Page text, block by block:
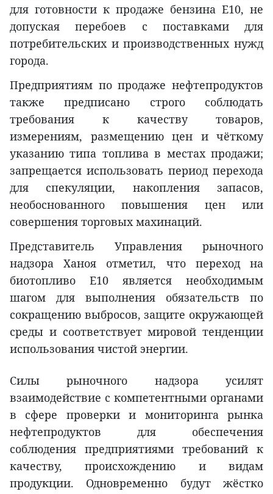
для готовности к продаже бензина E10, не
допуская перебоев с поставками для
потребительских и производственных нужд
города.
Предприятиям по продаже нефтепродуктов
также предписано строго соблюдать
требования к качеству товаров,
измерениям, размещению цен и чёткому
указанию типа топлива в местах продажи;
запрещается использовать период перехода
для спекуляции, накопления запасов,
необоснованного повышения цен или
совершения торговых махинаций.
Представитель Управления рыночного
надзора Ханоя отметил, что переход на
биотопливо E10 является необходимым
шагом для выполнения обязательств по
сокращению выбросов, защите окружающей
среды и соответствует мировой тенденции
использования чистой энергии.
Силы рыночного надзора усилят
взаимодействие с компетентными органами
в сфере проверки и мониторинга рынка
нефтепродуктов для обеспечения
соблюдения предприятиями требований к
качеству, происхождению и видам
продукции. Одновременно будут жёстко